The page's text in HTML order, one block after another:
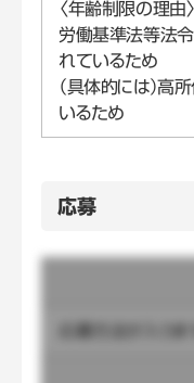
〈年齢制限の理由〉
労働基準法等法
れているため
（具体的には）高
いるため
応募